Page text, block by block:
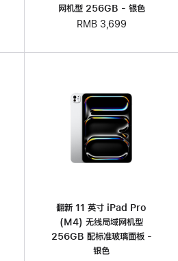
网机型 256GB - 银色
RMB 3,699
翻新 11 英寸 iPad Pro
(M4) 无线局域网机型
256GB 配标准玻璃面板 -
银色